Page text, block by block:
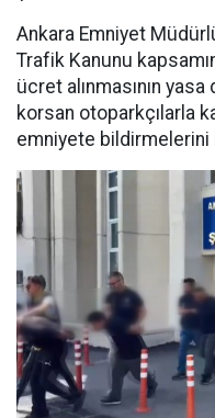
Ankara Emniyet
Trafik Kanunu
ücret alınmasının yasa
korsan otoparkçılarla
emniyete bildirmelerini